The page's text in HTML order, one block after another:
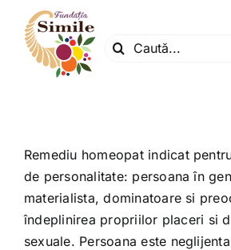
content
Search
Centrul natura
Articole
Remediu homeopat indicat
de personalitate: persoana în
materialista, dominatoare si
îndeplinirea propriilor placeri si
sexuale. Persoana este